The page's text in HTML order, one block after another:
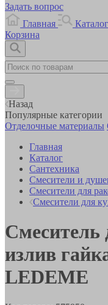
Задать вопрос
Главная
Каталог
Корзина
Назад
Популярные категории
Отделочные материалы
Главная
Каталог
Сантехника
Смесители и
Смесители для
Смесители для
Смеситель
излив
LEDEME